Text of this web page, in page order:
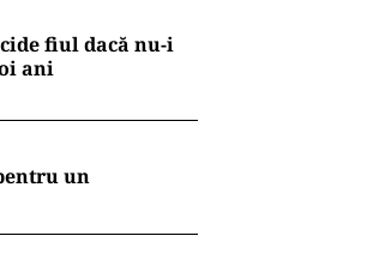
fiul dacă nu-i
ani
un